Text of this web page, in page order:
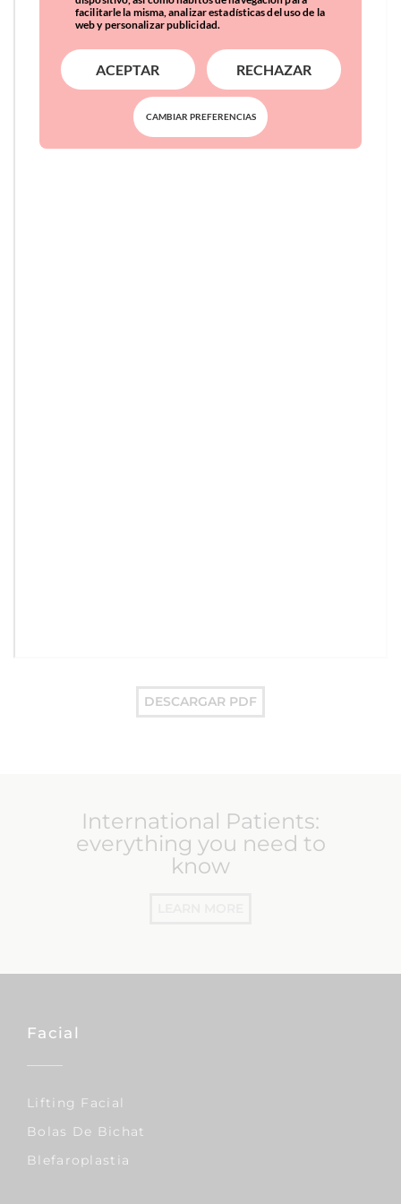
DESCARGAR PDF
International Patients:
everything you need to
know
Facial
Lifting Facial
Bolas De Bichat
Blefaroplastia
facilitarle la misma, analizar estadísticas del uso de la
web y personalizar publicidad.
ACEPTAR RECHAZAR
CAMBIAR PREFERENCIAS